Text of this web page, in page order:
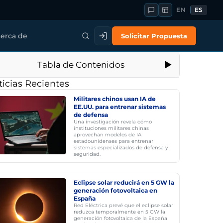
EN ES
de Solicitar Propuesta
Tabla de Contenidos
Recientes
Militares chinos usan IA de
EE.UU. para entrenar sistemas
de defensa
Una investigación revela cómo
instituciones militares chinas
aprovechan modelos de IA
estadounidenses para entrenar
sistemas especializados de defensa y
seguridad.
Eclipse solar reducirá en 5 GW la
generación fotovoltaica en
España
Red Eléctrica prevé que el eclipse solar
reduzca temporalmente en 5 GW la
generación fotovoltaica de la España